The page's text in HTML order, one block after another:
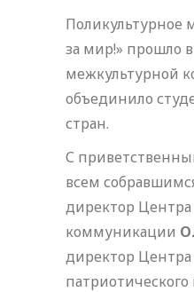
Поликультурное
за мир!» прошло
межкультурной
объединило
стран.
С
всем
директор
коммуникации
директор Центра